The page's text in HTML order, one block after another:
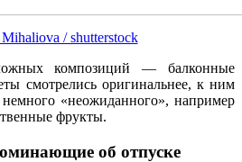
/ shutterstock
композиций — балконные
смотрелись оригинальнее, к ним
«неожиданного», например
фрукты.
об отпуске